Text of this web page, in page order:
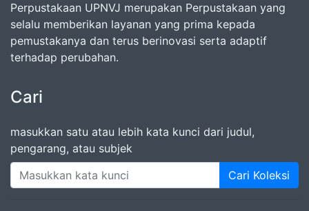
Perpustakaan UPNVJ merupakan Perpustakaan yang
selalu memberikan layanan yang prima kepada
pemustakanya dan terus berinovasi serta adaptif
terhadap perubahan.
Cari
masukkan satu atau lebih kata kunci dari judul,
pengarang, atau subjek
Cari Koleksi